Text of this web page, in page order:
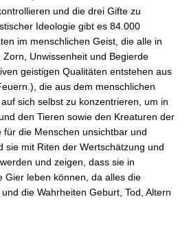
und die drei Gifte zu
Ideologie gibt es 84.000
im menschlichen Geist, die alle in
Unwissenheit und Begierde
geistigen Qualitäten entstehen aus
die aus dem menschlichen
sich selbst zu konzentrieren, um in
den Tieren sowie den Kreaturen der
sie mit Riten der Wertschätzung und
und zeigen, dass sie in
Gier leben können, da alles die
die Wahrheiten Geburt, Tod, Altern